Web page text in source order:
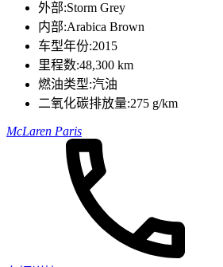
外部:Storm Grey
内部:Arabica Brown
车型年份:2015
里程数:48,300 km
燃油类型:汽油
二氧化碳排放量:275 g/km
McLaren Paris